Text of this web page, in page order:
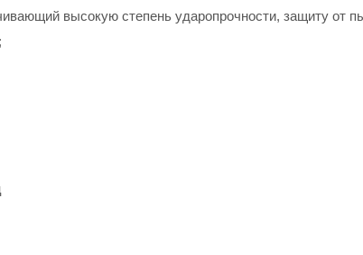
высокую степень ударопрочности, защиту от